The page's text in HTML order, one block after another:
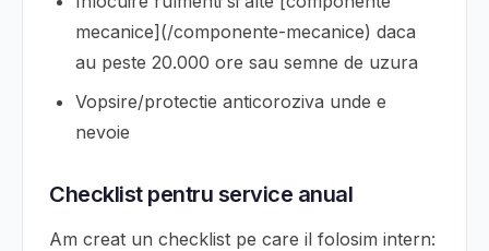
mecanice](/componente-mecanice) daca
au peste 20.000 ore sau semne de uzura
Vopsire/protectie anticoroziva unde e
nevoie
Checklist pentru service anual
Am creat un checklist pe care il folosim intern: